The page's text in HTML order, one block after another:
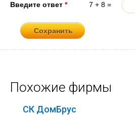
Введите ответ * 7 + 8 =
Похожие фирмы
СК ДомБрус